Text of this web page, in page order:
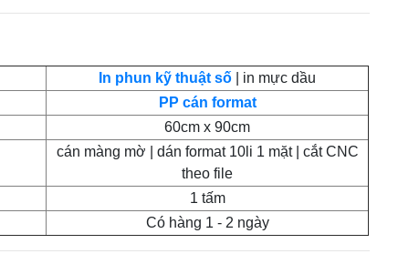
In phun kỹ thuật số | in mực dầu
PP cán format
60cm x 90cm
cán màng mờ | dán format 10li 1 mặt | cắt CNC
theo file
1 tấm
Có hàng 1 - 2 ngày